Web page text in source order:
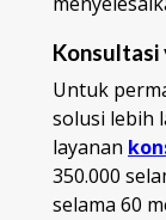
Konsultasi
Untuk
solusi lebih
layanan
350.000
selama 60